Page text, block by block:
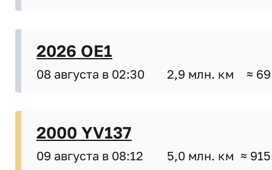
2026 OE1
08 августа в 02:30 2,9 млн. км ≈
2000 YV137
09 августа в 08:12 5,0 млн. км ≈